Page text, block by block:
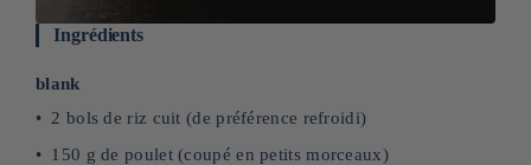
Ingrédients
blank
2 bols de riz cuit (de préférence refroidi)
150 g de poulet (coupé en petits morceaux)